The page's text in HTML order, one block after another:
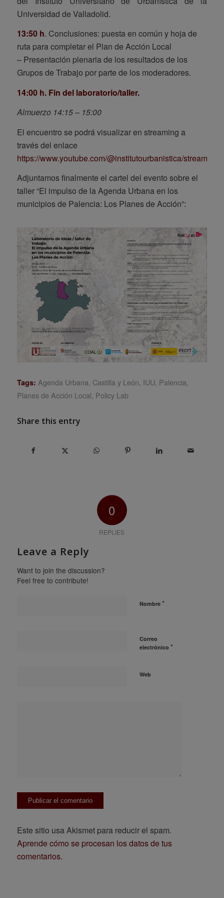
Universidad de Valladolid.
13:50 h. Conclusiones: puesta en común y hoja de
ruta para completar el Plan de Acción Local
– Presentación plenaria de los resultados de los
Grupos de Trabajo por parte de los moderadores.
14:00 h. Fin del laboratorio/taller.
Almuerzo 14:15 – 15:00
El encuentro se podrá visualizar en streaming a
través del enlace
https://www.youtube.com/@institutourbanistica/streams
Adjuntamos finalmente el cartel del evento sobre el
taller “El impulso de la Agenda Urbana en los
municipios de Palencia: Los Planes de Acción”:
Tags: Agenda Urbana Castilla y León IUU Palencia
Planes de Acción Local Policy Lab
Share this entry
0
REPLIES
Leave a Reply
Want to join the discussion?
Feel free to contribute!
Nombre *
Correo
electrónico *
Web
Este sitio usa Akismet para reducir el spam.
Aprende cómo se procesan los datos de tus
comentarios.